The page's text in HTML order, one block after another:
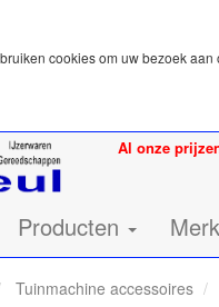
cookies om uw bezoek
Al onze
Producten
Tuinmachine accessoires